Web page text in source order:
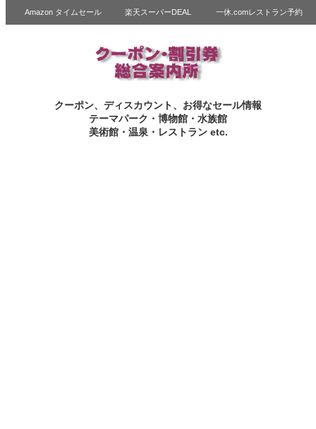
Amazon タイムセール 楽天スーパーDEAL 一休.comレストラン予約
クーポン、ディスカウント、お得なセール情報
テーマパーク・博物館・水族館
美術館・温泉・レストラン etc.